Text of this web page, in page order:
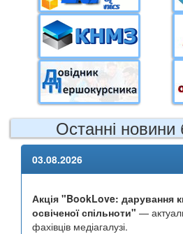
Останні новини
03.08.2026
Акція "BookLove: дарування
освіченої спільноти" —
фахівців медіагалузі.